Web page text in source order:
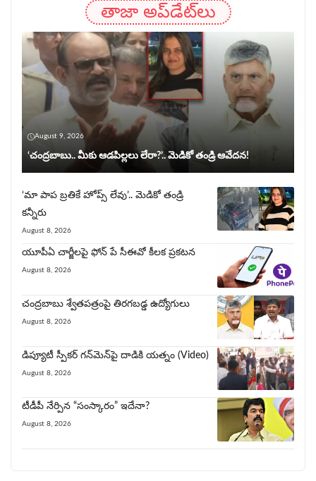
తాజా అప్‌డేట్‌లు
August 9, 2026
‘చంద్రబాబు.. మీకు ఆడపిల్లలు లేరా?’.. మెడికో తండ్రి ఆవేదన!
‘మా పాప బ్రతికే హోప్స్ లేవు’.. మెడికో తండ్రి
కన్నీరు
August 8, 2026
యూపీఏ చార్జీల‌పై ఫోన్ పే సీఈవో కీల‌క ప్ర‌క‌ట‌న‌
August 8, 2026
చంద్రబాబు శ్వేతపత్రంపై తిర‌గ‌బ‌డ్డ ఉద్యోగులు
August 8, 2026
డిప్యూటీ స్పీకర్ గన్‌మెన్‌పై దాడికి య‌త్నం (Video)
August 8, 2026
టీడీపీ నేర్పిన‌ “సంస్కారం” ఇదేనా?
August 8, 2026